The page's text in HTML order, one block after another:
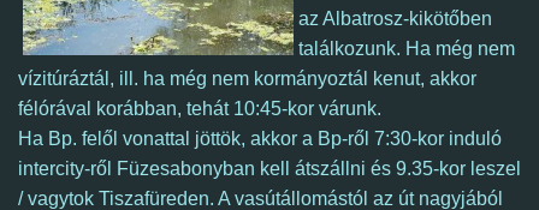
az Albatrosz-kikötőben
találkozunk. Ha még nem
vízitúráztál, ill. ha még nem kormányoztál kenut, akkor
félórával korábban, tehát 10:45-kor várunk.
Ha Bp. felől vonattal jöttök, akkor a Bp-ről 7:30-kor induló
intercity-ről Füzesabonyban kell átszállni és 9.35-kor leszel
/ vagytok Tiszafüreden. A vasútállomástól az út nagyjából